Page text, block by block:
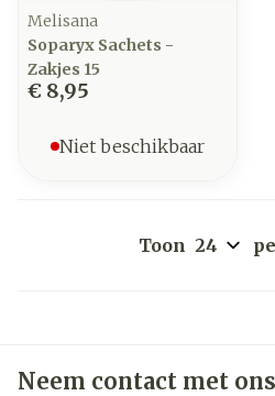
Melisana
Soparyx Sachets -
Zakjes 15
€ 8,95
Niet beschikbaar
Toon
Neem contact met